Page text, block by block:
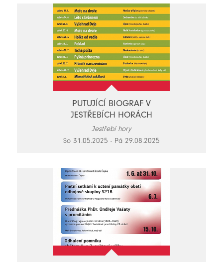
PUTUJÍCÍ BIOGRAF V
JESTŘEBÍCH HORÁCH
Jestřebí hory
So 31.05.2025 - Pá 29.08.2025